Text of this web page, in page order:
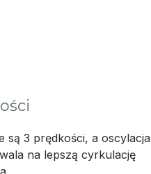
są 3 prędkości, a oscylacja
na lepszą cyrkulację